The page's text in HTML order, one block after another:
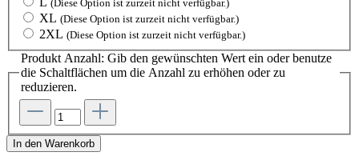
(Diese Option ist zurzeit nicht verfügbar.)
XL (Diese Option ist zurzeit nicht verfügbar.)
2XL (Diese Option ist zurzeit nicht verfügbar.)
Produkt Anzahl: Gib den gewünschten Wert ein oder benutze
die Schaltflächen um die Anzahl zu erhöhen oder zu
reduzieren.
In den Warenkorb